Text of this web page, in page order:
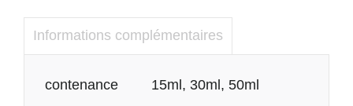
aluInformations complémentaires
Informations
contenance 15ml, 30ml, 50ml